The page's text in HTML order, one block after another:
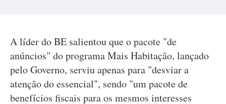
A líder do BE salientou que o pacote "de
anúncios" do programa Mais Habitação, lançado
pelo Governo, serviu apenas para "desviar a
atenção do essencial", sendo "um pacote de
benefícios fiscais para os mesmos interesses